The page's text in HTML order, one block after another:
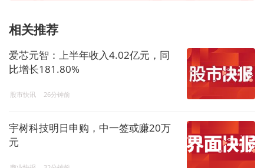
相关推荐
爱芯元智：上半年收入4.02亿元，同
比增长181.80%
股市快讯 26分钟前
宇树科技明日申购，中一签或赚20万
元